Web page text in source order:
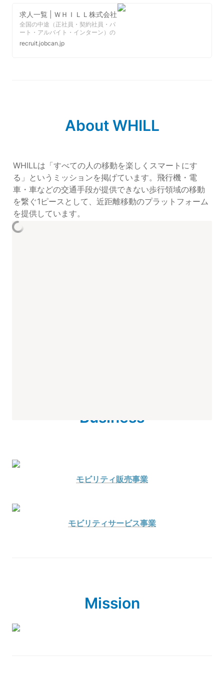
求人一覧 | ＷＨＩＬＬ株式会社
全国の中途（正社員・契約社員・パ
ート・アルバイト・インターン）の
募集一覧です（ＷＨＩＬＬ株式会
recruit.jobcan.jp
About WHILL
WHILLは「すべての人の移動を楽しくスマートにす
る」というミッションを掲げています。飛行機・電
車・車などの交通手段が提供できない歩行領域の移動
を繋ぐ1ピースとして、近距離移動のプラットフォーム
を提供しています。
Business
モビリティ販売事業
モビリティサービス事業
Mission